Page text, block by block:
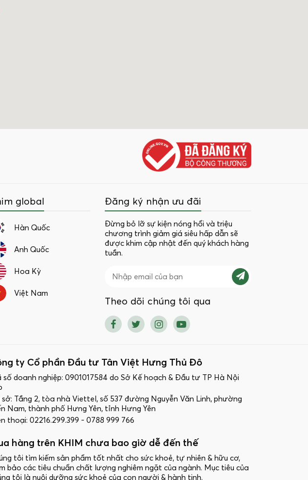
Đăng ký nhận ưu đãi
Đừng bỏ lỡ sự kiện nóng hổi và triệu
chương trình giảm giá siêu hấp dẫn sẽ
được khim cập nhật đến quý khách hàng
tuần.
Theo dõi chúng tôi qua
global
Hàn Quốc
Anh Quốc
Hoa Kỳ
Việt Nam
ty Cổ phần Đầu tư Tân Việt Hưng Thủ Đô
số doanh nghiệp: 0901017584 do Sở Kế hoạch & Đầu tư TP Hà Nội
sở: Tầng 2, tòa nhà Viettel, số 537 đường Nguyễn Văn Linh, phường
Nam, thành phố Hưng Yên, tỉnh Hưng Yên
thoại: 02216.299.399 - 0788 999 766
hàng trên KHIM chưa bao giờ dễ đến thế
tôi tìm kiếm sản phẩm tốt nhất cho sức khoẻ, tự nhiên & hữu cơ,
bảo các tiêu chuẩn chất lượng nghiêm ngặt của ngành. Mục tiêu của
tôi là nuôi dưỡng sức khoẻ của con người & hành tinh.